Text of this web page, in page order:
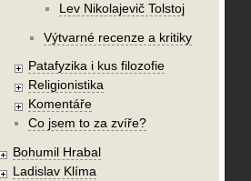
Lev Nikolajevič Tolstoj
Výtvarné recenze a kritiky
Patafyzika i kus filozofie
Religionistika
Komentáře
Co jsem to za zvíře?
Bohumil Hrabal
Ladislav Klíma